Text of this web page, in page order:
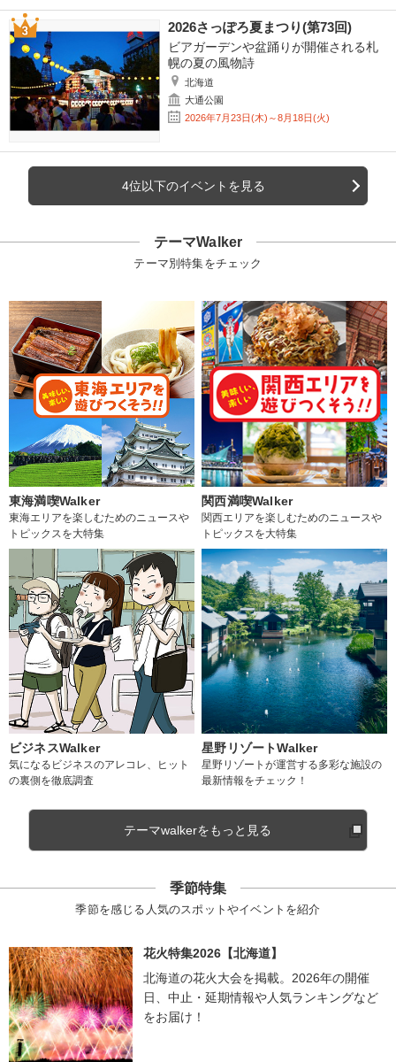
2026さっぽろ夏まつり(第73回)
ビアガーデンや盆踊りが開催される札
幌の夏の風物詩
北海道
大通公園
2026年7月23日(木)～8月18日(火)
4位以下のイベントを見る
テーマWalker
テーマ別特集をチェック
東海満喫Walker
東海エリアを楽しむためのニュースや
トピックスを大特集
関西満喫Walker
関西エリアを楽しむためのニュースや
トピックスを大特集
ビジネスWalker
気になるビジネスのアレコレ、ヒット
の裏側を徹底調査
星野リゾートWalker
星野リゾートが運営する多彩な施設の
最新情報をチェック！
テーマwalkerをもっと見る
季節特集
季節を感じる人気のスポットやイベントを紹介
花火特集2026【北海道】
北海道の花火大会を掲載。2026年の開催
日、中止・延期情報や人気ランキングなど
をお届け！